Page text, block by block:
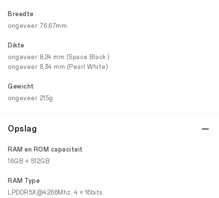
Breedte
ongeveer 76,67mm
Dikte
ongeveer 8,24 mm (Space Black )
ongeveer 8,34 mm (Pearl White)
Gewicht
ongeveer 215g
Opslag
RAM en ROM capaciteit
16GB + 512GB
RAM Type
LPDDR5X@4266Mhz, 4 × 16bits